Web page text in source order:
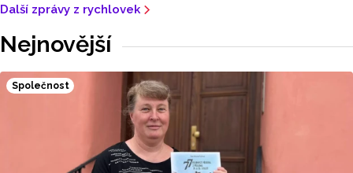
Další zprávy z rychlovek
Nejnovější
Společnost